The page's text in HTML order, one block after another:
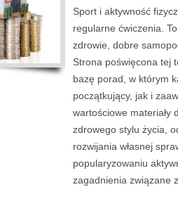
Sport i aktywność
regularne ćwiczenia.
zdrowie, dobre
Strona poświęcona tej
bazę porad, w którym
początkujący, jak i
wartościowe materiały
zdrowego stylu życia,
rozwijania własnej
popularyzowaniu
zagadnienia związane z